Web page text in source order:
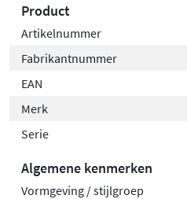
Product
Artikelnummer
Fabrikantnummer
EAN
Merk
Serie
Algemene kenmerken
Vormgeving / stijlgroep